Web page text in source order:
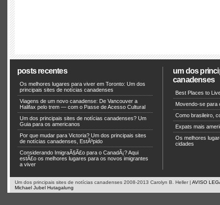
posts recentes
Os melhores lugares para viver em Toronto: Um dos
principais sites de notícias canadenses
Viagens de um novo canadense: De Vancouver a
Halifax pelo trem — com o Passe de Acesso Cultural
Um dos principais sites de notícias canadenses? Um
Guia para os americanos
Por que mudar para Victoria? Um dos principais sites
de notícias canadenses, EstÃºpido
Considerando ImigraÃ§Ã£o para o CanadÃ¡? Aqui
estÃ£o os melhores lugares para os novos imigrantes
a viver
um dos
canadenses
Best Places to
Movendo-se para
Como brasileiro,
Expats mais
Os melhores
cidades
Um dos principais sites de notícias canadenses 2008-2013 Carolyn B. Heller | AVISO
Michael Jubel Hutagalung